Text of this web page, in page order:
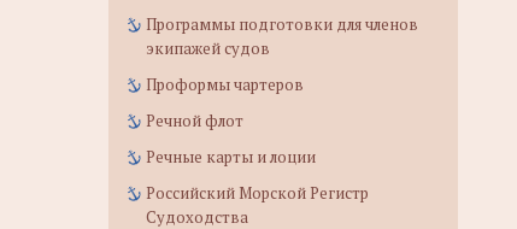
Программы подготовки для членов
экипажей судов
Проформы чартеров
Речной флот
Речные карты и лоции
Российский Морской Регистр
Судоходства